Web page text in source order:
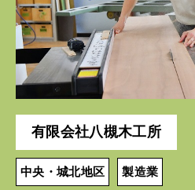
す。
有限会社八槻木工所
中央・城北地区 製造業